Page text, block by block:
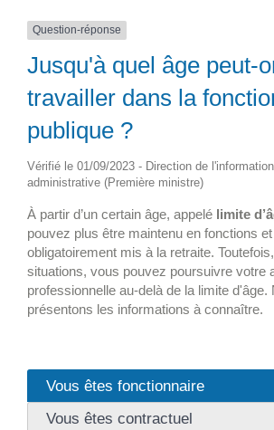
Question-réponse
Jusqu'à quel âge peut-
travailler dans la
publique ?
Vérifié le 01/09/2023 - Direction de
administrative (Première ministre)
À partir d’un certain âge, appelé limite
pouvez plus être maintenu en fonctions
obligatoirement mis à la retraite.
situations, vous pouvez poursuivre votre
professionnelle au-delà de la limite d'âge.
présentons les informations à connaître.
Vous êtes fonctionnaire
Vous êtes contractuel